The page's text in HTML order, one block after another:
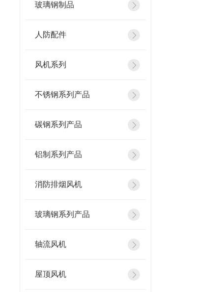
玻璃钢制品
人防配件
风机系列
不锈钢系列产品
碳钢系列产品
铝制系列产品
消防排烟风机
玻璃钢系列产品
轴流风机
屋顶风机